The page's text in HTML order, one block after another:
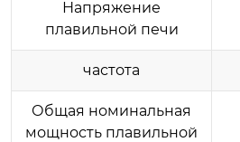
Напряжение
плавильной печи
частота
Общая номинальная
мощность плавильной